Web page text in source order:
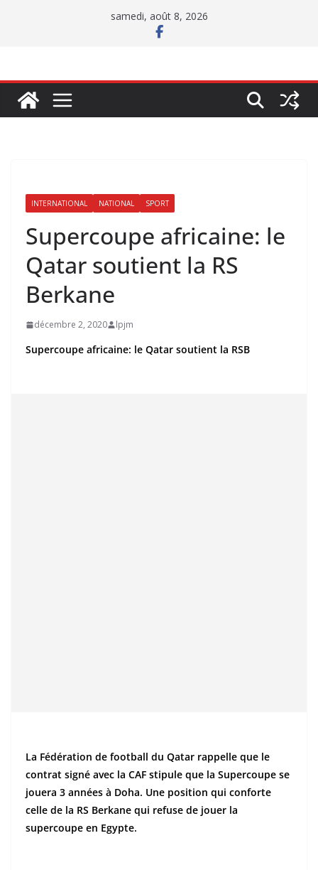
samedi, août 8, 2026
INTERNATIONAL NATIONAL SPORT
Supercoupe africaine: le
Qatar soutient la RS
Berkane
décembre 2, 2020 lpjm
Supercoupe africaine: le Qatar soutient la RSB
La Fédération de football du Qatar rappelle que le
contrat signé avec la CAF stipule que la Supercoupe se
jouera 3 années à Doha. Une position qui conforte
celle de la RS Berkane qui refuse de jouer la
supercoupe en Egypte.